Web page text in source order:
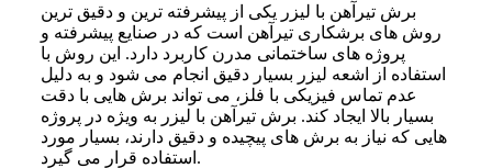
برش تیرآهن با لیزر یکی از پیشرفته‌ ترین و دقیق‌ ترین
روش‌ های برشکاری تیرآهن است که در صنایع پیشرفته و
پروژه‌ های ساختمانی مدرن کاربرد دارد. این روش با
استفاده از اشعه لیزر بسیار دقیق انجام می‌ شود و به دلیل
عدم تماس فیزیکی با فلز، می‌ تواند برش‌ هایی با دقت
بسیار بالا ایجاد کند. برش تیرآهن با لیزر به ویژه در پروژه‌
هایی که نیاز به برش‌ های پیچیده و دقیق دارند، بسیار مورد
استفاده قرار می‌ گیرد.